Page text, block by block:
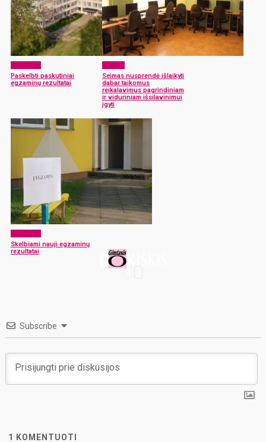
Paskelbti paskutiniai
egzaminų rezultatai
Seimas nusprendė išlaikyti
dabar taikomus
reikalavimus pagrindiniam
ir viduriniam išsilavinimui
įgyti
Skelbiami nauji egzaminų
rezultatai
Subscribe
1 KOMENTUOTI